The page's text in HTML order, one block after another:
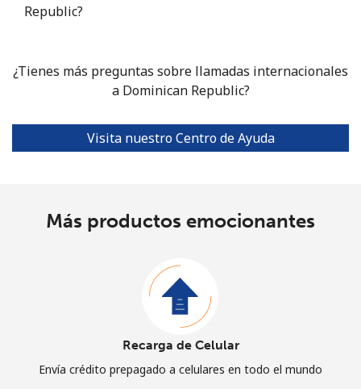
Republic?
¿Tienes más preguntas sobre llamadas internacionales
a Dominican Republic?
Visita nuestro Centro de Ayuda
Más productos emocionantes
Recarga de Celular
Envía crédito prepagado a celulares en todo el mundo